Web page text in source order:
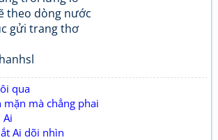
theo dòng nước
gửi trang thơ
qua
mà chẳng phai
Ai dõi nhìn